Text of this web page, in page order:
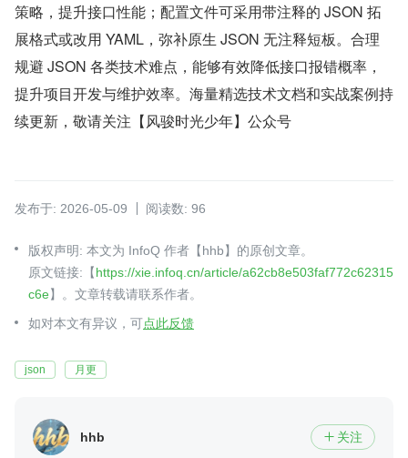
策略，提升接口性能；配置文件可采用带注释的 JSON 拓
展格式或改用 YAML，弥补原生 JSON 无注释短板。合理
规避 JSON 各类技术难点，能够有效降低接口报错概率，
提升项目开发与维护效率。海量精选技术文档和实战案例持
续更新，敬请关注【风骏时光少年】公众号
发布于: 2026-05-09 阅读数: 96
版权声明: 本文为 InfoQ 作者【hhb】的原创文章。
原文链接:【https://xie.infoq.cn/article/a62cb8e503faf772c62315
c6e】。文章转载请联系作者。
如对本文有异议，可点此反馈
json 月更
hhb  关注